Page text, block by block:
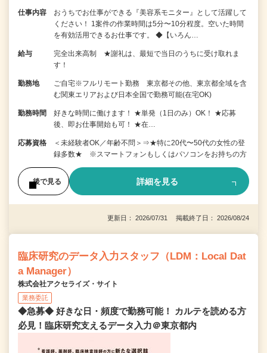
仕事内容
おうちでお仕事ができる『美容系モニター』として活躍して
ください！ 1案件の作業時間は5分〜10分程度。空いた時間
を有効活用できるお仕事です。 ◆【いろん…
給与
完全出来高制 ★謝礼は、最短で当日のうちに受け取れま
す！
勤務地
ご自宅※フルリモート勤務 東京都その他、東京都全域を含
む関東エリアおよび日本全国で勤務可能(在宅OK)
勤務時間
好きな時間に働けます！ ★単発（1日のみ）OK！ ★応募
後、即お仕事開始も可！ ★在…
応募資格
＜未経験者OK／年齢不問＞⇒★特に20代〜50代の女性の登
録多数★ ※スマートフォンもしくはパソコンをお持ちの方
後で見る 詳細を見る
更新日： 2026/07/31 掲載終了日： 2026/08/24
臨床研究のデータ入力スタッフ（LDM：Local Dat
a Manager）
株式会社アクセライズ・サイト
業務委託
◆急募◆ 好きな日・頻度で勤務可能！ カルテを読める方
必見！臨床研究支えるデータ入力＠東京都内